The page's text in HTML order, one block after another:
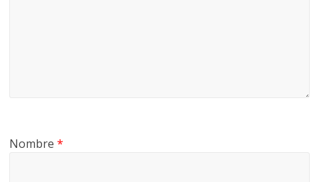
Nombre*